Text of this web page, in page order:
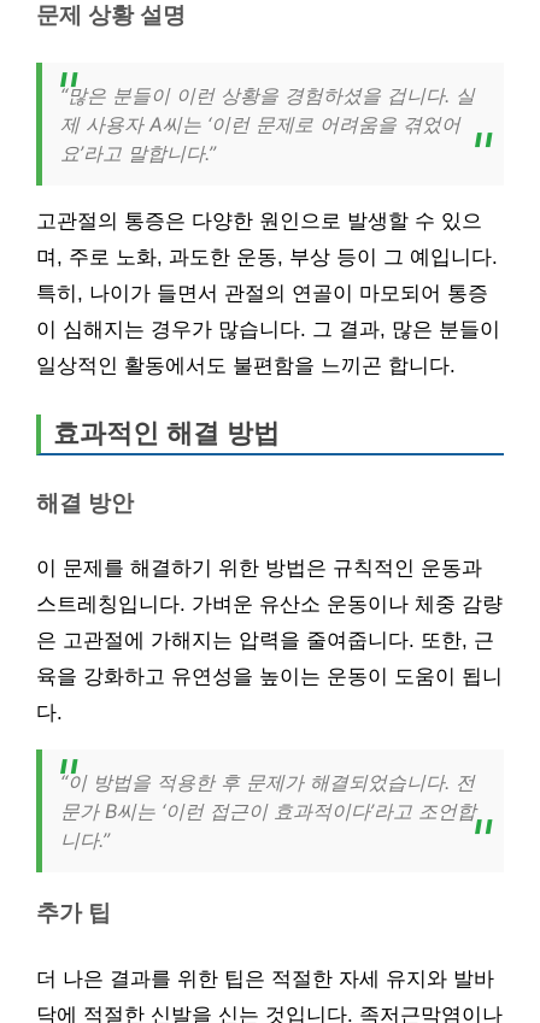
문제 상황 설명
“많은 분들이 이런 상황을 경험하셨을 겁니다. 실
제 사용자 A씨는 ‘이런 문제로 어려움을 겪었어
요’라고 말합니다.”
고관절의 통증은 다양한 원인으로 발생할 수 있으
며, 주로 노화, 과도한 운동, 부상 등이 그 예입니다.
특히, 나이가 들면서 관절의 연골이 마모되어 통증
이 심해지는 경우가 많습니다. 그 결과, 많은 분들이
일상적인 활동에서도 불편함을 느끼곤 합니다.
효과적인 해결 방법
해결 방안
이 문제를 해결하기 위한 방법은 규칙적인 운동과
스트레칭입니다. 가벼운 유산소 운동이나 체중 감량
은 고관절에 가해지는 압력을 줄여줍니다. 또한, 근
육을 강화하고 유연성을 높이는 운동이 도움이 됩니
다.
“이 방법을 적용한 후 문제가 해결되었습니다. 전
문가 B씨는 ‘이런 접근이 효과적이다’라고 조언합
니다.”
추가 팁
더 나은 결과를 위한 팁은 적절한 자세 유지와 발바
닥에 적절한 신발을 신는 것입니다. 족저근막염이나